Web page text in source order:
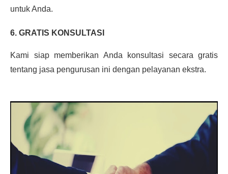
untuk Anda.
6. GRATIS KONSULTASI
Kami siap memberikan Anda konsultasi secara gratis
tentang jasa pengurusan ini dengan pelayanan ekstra.